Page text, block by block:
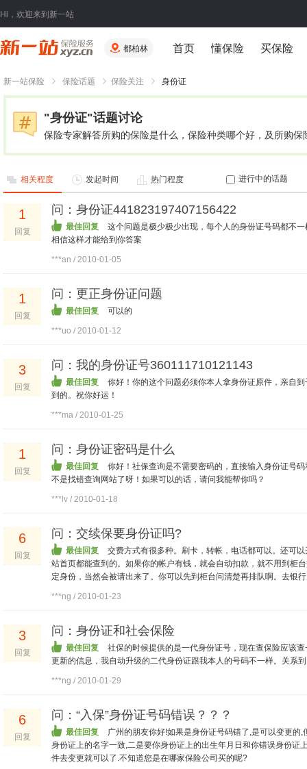
Hi，欢迎来到新一站
都柏林 首页 懂保险 买保险
新一站保险 保险话题 保险关注 身份证
"身份证"话题讨论
保险专家解答所购的保险是什么，保险种类哪个好，及所购保
相关程度 发起时间 热门程度 进行中的话题
1
回复
问：身份证441823197407156422
最佳回复
这个问题是极少极少出现，每个人的身份证号码都不
相信这样才能给到你答案
***an / 2010-01-05
1
回复
问：更正身份证问题
最佳回复 可以的
***uo / 2010-01-12
3
回复
问：我的身份证号360111710121143
最佳回复
你好！你的这个问题必须你本人拿身份证原件，亲自
到的。祝你好运！
***ma / 2010-01-25
1
回复
问：身份证密码是什么
最佳回复
你好！社保查询是不需要密码的，直接输入身份证号
不是找错查询网站了呀！如果可以的话，请问我能帮你吗？
***lv / 2010-01-18
6
回复
问：交续保要身份证吗?
最佳回复
交费方式有很多种。刷卡，转帐，电话都可以。还可
站首页都能查到的。如果你的帐户有钱，就会自动扣款，就不用到柜
定身份，当然会被请出来了。你可以先到柜台问清楚再排队啊。去银
***ng / 2010-01-23
3
回复
问：身份证和社会保险
最佳回复
社保的时候提供的是一代身份证号，现在查保险应该
更新的信息，我自动升级的二代身份证跟我本人的号码不一样。关系
***ng / 2010-01-29
6
回复
问：“入保”身份证号码错误？？？
最佳回复
广州的朋友你好!如果是身份证号码错了,是可以变更的
身份证上的名字一致,二是要你身份证上的出生年月日和你错误身份证
件去变更就可以了.不知道您是在哪家保险公司买的呢?